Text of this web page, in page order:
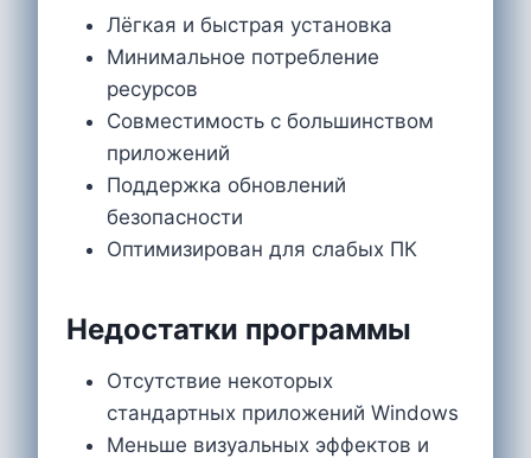
Лёгкая и быстрая установка
Минимальное потребление
ресурсов
Совместимость с большинством
приложений
Поддержка обновлений
безопасности
Оптимизирован для слабых ПК
Недостатки программы
Отсутствие некоторых
стандартных приложений Windows
Меньше визуальных эффектов и